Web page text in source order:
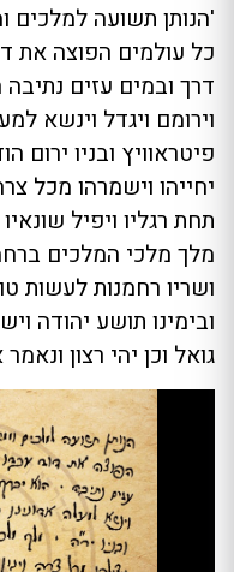
'הנותן תשועה למלכים
כל עולמים הפוצה את
דרך ובמים עזים נתיבה
וירומם ויגדל וינשא
פיטראוויץ ובניו ירום
יחייהו וישמרהו מכל
תחת רגליו ויפיל
מלך מלכי המלכים
ושריו רחמנות לעשות
ובימינו תושע יהודה
גואל וכן יהי רצון